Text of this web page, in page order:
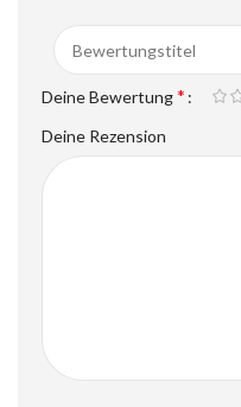
Deine Bewertung*
Deine Rezension